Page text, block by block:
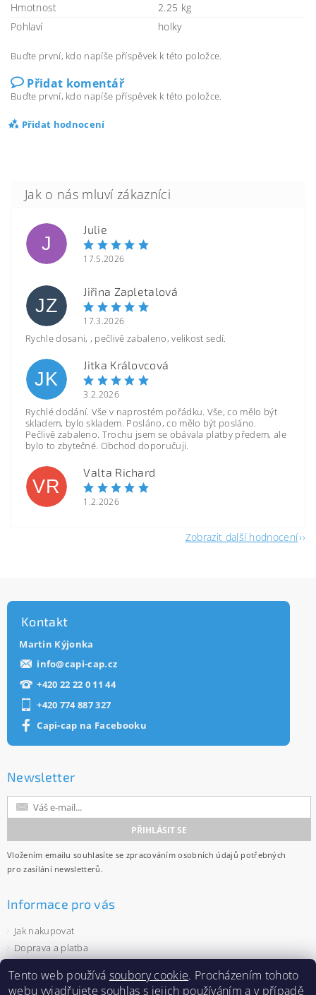
Hmotnost
2.25 kg
Pohlaví
holky
Buďte první, kdo napíše příspěvek k této položce.
Přidat komentář
Buďte první, kdo napíše příspěvek k této položce.
Přidat hodnocení
J
Julie
17.5.2026
JZ
Jiřina Zapletalová
17.3.2026
Rychle dosani, , pečlivě zabaleno, velikost sedí.
JK
Jitka Královcová
3.2.2026
Rychlé dodání. Vše v naprostém pořádku. Vše, co mělo být
skladem, bylo skladem. Posláno, co mělo být posláno.
Pečlivě zabaleno. Trochu jsem se obávala platby předem, ale
bylo to zbytečné. Obchod doporučuji.
VR
Valta Richard
1.2.2026
Zobrazit další hodnocení
Kontakt
Martin Kýjonka
info@capi-cap.cz
+420 22 22 0 11 44
+420 774 887 327
Capi-cap na Facebooku
Newsletter
Vložením emailu souhlasíte se zpracováním osobních údajů potřebných
pro zasílání newsletterů.
Informace pro vás
Jak nakupovat
Doprava a platba
Ochrana osobních údajů
Tento web používá soubory cookie. Procházením tohoto
webu vyjadřujete souhlas s jejich používáním a v případě